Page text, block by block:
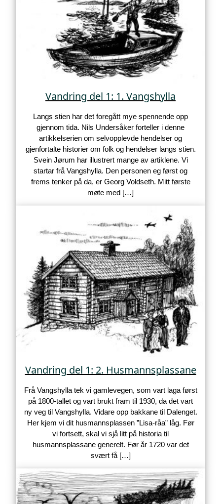
Vandring del 1: 1. Vangshylla
Langs stien har det foregått mye spennende opp
gjennom tida. Nils Undersåker forteller i denne
artikkelserien om selvopplevde hendelser og
gjenfortalte historier om folk og hendelser langs stien.
Svein Jørum har illustrert mange av artiklene. Vi
startar frå Vangshylla. Den personen eg først og
frems tenker på da, er Georg Voldseth. Mitt første
møte med […]
Vandring del 1: 2. Husmannsplassane
Frå Vangshylla tek vi gamlevegen, som vart laga først
på 1800-tallet og vart brukt fram til 1930, da det vart
ny veg til Vangshylla. Vidare opp bakkane til Dalenget.
Her kjem vi dit husmannsplassen ”Lisa-råa” låg. Før
vi fortsett, skal vi sjå litt på historia til
husmannsplassane generelt. Før år 1720 var det
svært få […]